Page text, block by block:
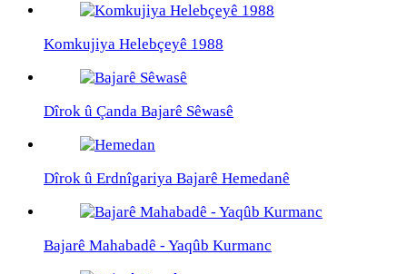
Komkujiya Helebçeyê 1988
Dîrok û Çanda Bajarê Sêwasê
Dîrok û Erdnîgariya Bajarê Hemedanê
Bajarê Mahabadê - Yaqûb Kurmanc